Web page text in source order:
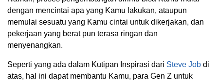
dengan mencintai apa yang Kamu lakukan, ataupun
memulai sesuatu yang Kamu cintai untuk dikerjakan, dan
pekerjaan yang berat pun terasa ringan dan
menyenangkan.
Seperti yang ada dalam Kutipan Inspirasi dari Steve Job di
atas, hal ini dapat membantu Kamu, para Gen Z untuk